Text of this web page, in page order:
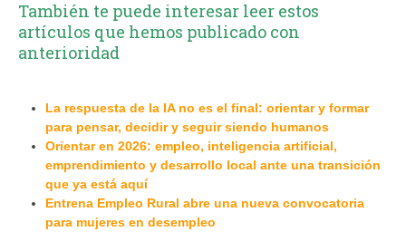
También te puede interesar leer estos
artículos que hemos publicado con
anterioridad
La respuesta de la IA no es el final: orientar y formar
para pensar, decidir y seguir siendo humanos
Orientar en 2026: empleo, inteligencia artificial,
emprendimiento y desarrollo local ante una transición
que ya está aquí
Entrena Empleo Rural abre una nueva convocatoria
para mujeres en desempleo